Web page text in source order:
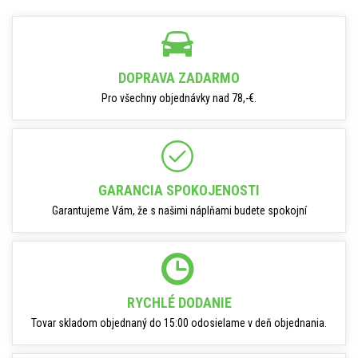
DOPRAVA ZADARMO
Pro všechny objednávky nad 78,-€.
GARANCIA SPOKOJENOSTI
Garantujeme Vám, že s našimi náplňami budete spokojní
RYCHLÉ DODANIE
Tovar skladom objednaný do 15:00 odosielame v deň objednania.